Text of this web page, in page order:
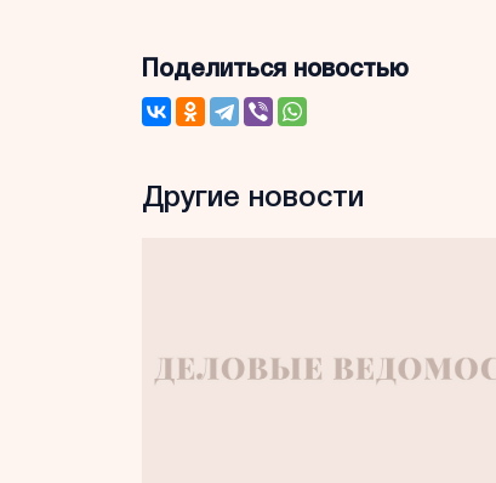
Поделиться новостью
Другие новости